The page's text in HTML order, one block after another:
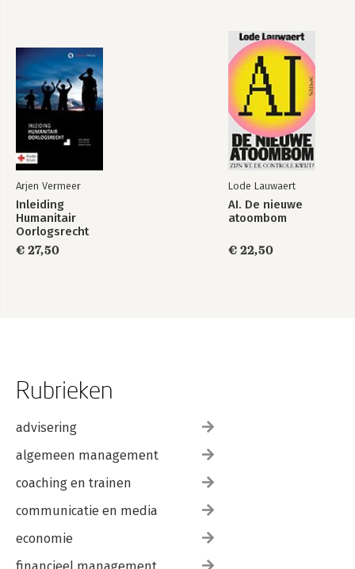
Arjen Vermeer
Inleiding
Humanitair
Oorlogsrecht
€ 27,50
Lode Lauwaert
AI. De nieuwe
atoombom
€ 22,50
Rubrieken
advisering
algemeen management
coaching en trainen
communicatie en media
economie